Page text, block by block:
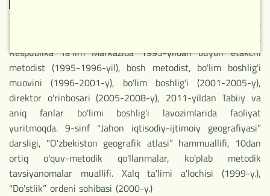
НОВОЕ
o'qituvchisi, Nizomiy nomli TDPIning Iqtisodiy geografiya va
uni o'qitish metodikasi kafedrasi o'qituvchisi bo'lib ishlagan.
Respublika Ta`lim Markazida 1995-yildan buyon etakchi
metodist (1995-1996-yil), bosh metodist, bo'lim boshlig'i
muovini (1996-2001-y), bo'lim boshlig'i (2001-2005-y),
direktor o'rinbosari (2005-2008-y), 2011-yildan Tabiiy va
aniq fanlar bo'limi boshlig'i lavozimlarida faoliyat
yuritmoqda. 9-sinf "Jahon iqtisodiy-ijtimoiy geografiyasi”
darsligi, "O'zbekiston geografik atlasi” hammuallifi, 10dan
ortiq o'quv-metodik qo'llanmalar, ko'plab metodik
tavsiyanomalar muallifi. Xalq ta'limi a'lochisi (1999-y.),
"Do'stlik” ordeni sohibasi (2000-y.)